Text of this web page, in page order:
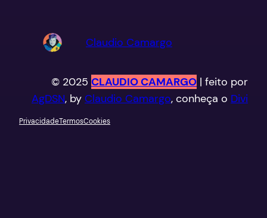
Claudio Camargo
© 2025 CLAUDIO CAMARGO | feito por
AgDSN, by Claudio Camargo, conheça o Divi
PrivacidadeTermosCookies